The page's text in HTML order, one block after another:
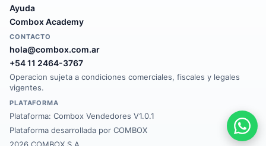
Ayuda
Combox Academy
CONTACTO
hola@combox.com.ar
+54 11 2464-3767
Operacion sujeta a condiciones comerciales, fiscales y legales
vigentes.
PLATAFORMA
Plataforma: Combox Vendedores V1.0.1
Plataforma desarrollada por COMBOX